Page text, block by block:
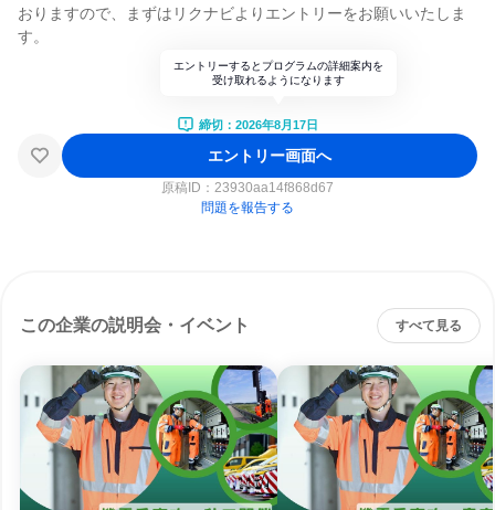
おりますので、まずはリクナビよりエントリーをお願いいたしま
す。
エントリーするとプログラムの詳細案内を
受け取れるようになります
締切：2026年8月17日
エントリー画面へ
原稿ID： 23930aa14f868d67
問題を報告する
この企業の説明会・イベント すべて見る